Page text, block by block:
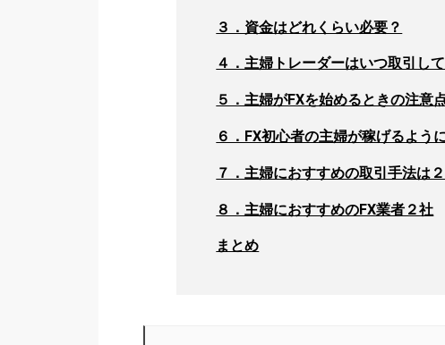
３．資金はどれくらい必要？
４．主婦トレーダーはいつ取引し
５．主婦がFXを始めるときの注意
６．FX初心者の主婦が稼げるよう
７．主婦におすすめの取引手法は２
８．主婦におすすめのFX業者２社
まとめ